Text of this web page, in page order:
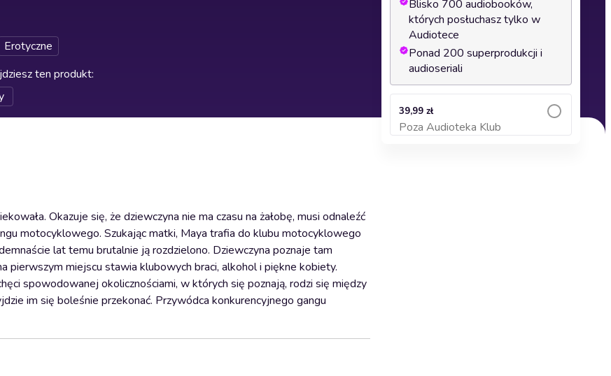
Erotyczne
ten produkt:
Okazuje się, że dziewczyna nie ma czasu na żałobę, musi odnaleźć
motocyklowego. Szukając matki, Maya trafia do klubu motocyklowego
lat temu brutalnie ją rozdzielono. Dziewczyna poznaje tam
pierwszym miejscu stawia klubowych braci, alkohol i piękne kobiety.
spowodowanej okolicznościami, w których się poznają, rodzi się między
im się boleśnie przekonać. Przywódca konkurencyjnego gangu
Blisko 700 audiobooków,
których posłuchasz tylko w
Audiotece
Ponad 200 superprodukcji i
audioseriali
39,99 zł
Poza Audioteka Klub
Dodaj do koszyka